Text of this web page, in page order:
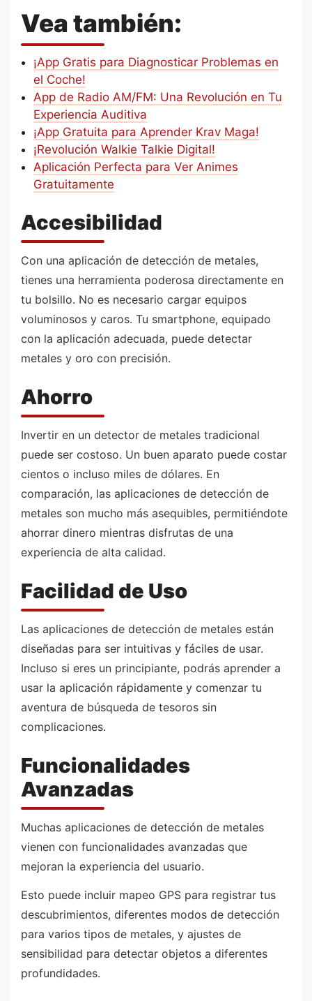
Vea también:
¡App Gratis para Diagnosticar Problemas en
el Coche!
App de Radio AM/FM: Una Revolución en Tu
Experiencia Auditiva
¡App Gratuita para Aprender Krav Maga!
¡Revolución Walkie Talkie Digital!
Aplicación Perfecta para Ver Animes
Gratuitamente
Accesibilidad
Con una aplicación de detección de metales,
tienes una herramienta poderosa directamente en
tu bolsillo. No es necesario cargar equipos
voluminosos y caros. Tu smartphone, equipado
con la aplicación adecuada, puede detectar
metales y oro con precisión.
Ahorro
Invertir en un detector de metales tradicional
puede ser costoso. Un buen aparato puede costar
cientos o incluso miles de dólares. En
comparación, las aplicaciones de detección de
metales son mucho más asequibles, permitiéndote
ahorrar dinero mientras disfrutas de una
experiencia de alta calidad.
Facilidad de Uso
Las aplicaciones de detección de metales están
diseñadas para ser intuitivas y fáciles de usar.
Incluso si eres un principiante, podrás aprender a
usar la aplicación rápidamente y comenzar tu
aventura de búsqueda de tesoros sin
complicaciones.
Funcionalidades
Avanzadas
Muchas aplicaciones de detección de metales
vienen con funcionalidades avanzadas que
mejoran la experiencia del usuario.
Esto puede incluir mapeo GPS para registrar tus
descubrimientos, diferentes modos de detección
para varios tipos de metales, y ajustes de
sensibilidad para detectar objetos a diferentes
profundidades.